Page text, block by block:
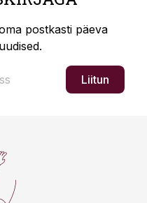
postkasti päeva
Liitun